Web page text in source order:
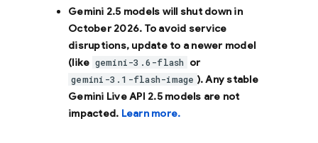
Gemini 2.5 models will shut down in
October 2026. To avoid service
disruptions, update to a newer model
(like gemini-3.6-flash or
gemini-3.1-flash-image ). Any stable
Gemini Live API 2.5 models are not
impacted. Learn more.